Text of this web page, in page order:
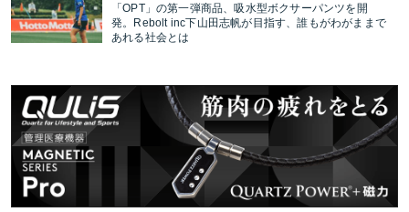
「OPT」の第一弾商品、吸水型ボクサーパンツを開
発。Rebolt inc下山田志帆が目指す、誰もがわがままで
あれる社会とは